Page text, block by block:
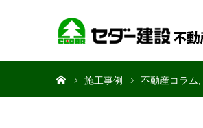
施工事例 不動産コラム